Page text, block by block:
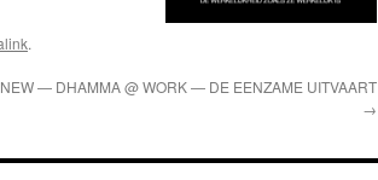
.
NEW — DHAMMA @ WORK — DE EENZAME UITVAART
→